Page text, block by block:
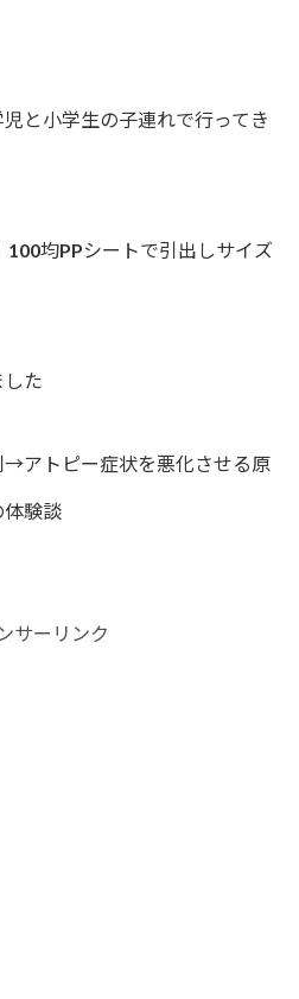
と小学生の子連れで行ってき
100均PPシートで引出しサイズ
た
→アトピー症状を悪化させる原
体験談
サーリンク